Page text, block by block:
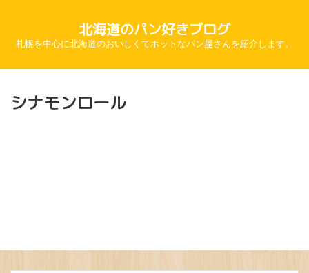
北海道のパン好きブログ
札幌を中心に北海道のおいしくてホットなパン屋さんを紹介します。
シナモンロール